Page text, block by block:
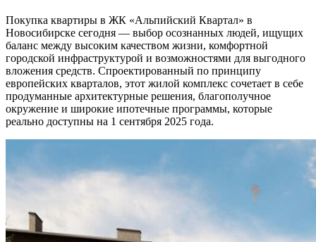
Покупка квартиры в ЖК «Альпийский Квартал» в
Новосибирске сегодня — выбор осознанных людей, ищущих
баланс между высоким качеством жизни, комфортной
городской инфраструктурой и возможностями для выгодного
вложения средств. Спроектированный по принципу
европейских кварталов, этот жилой комплекс сочетает в себе
продуманные архитектурные решения, благополучное
окружение и широкие ипотечные программы, которые
реально доступны на 1 сентября 2025 года.